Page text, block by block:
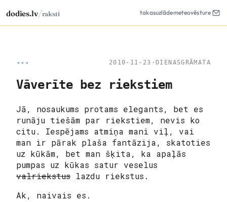
dodies.lv/raksti takasuzlādemeteovēsture
◂◂◂ 2010-11-23 · DIENASGRĀMATA
Vāverīte bez riekstiem
Jā, nosaukums protams elegants, bet es
runāju tiešām par riekstiem, nevis ko
citu. Iespējams atmiņa mani viļ, vai
man ir pārak plaša fantāzija, skatoties
uz kūkām, bet man šķita, ka apaļās
pumpas uz kūkas satur veselus
valriekstus lazdu riekstus.
Ak, naivais es.